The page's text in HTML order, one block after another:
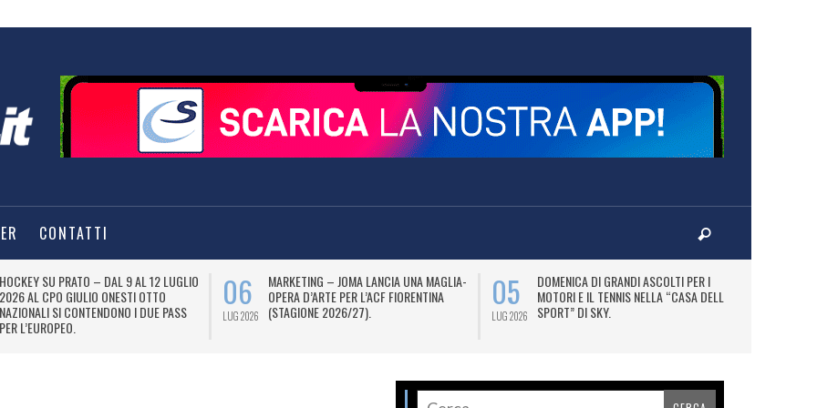
CONTATTI
HOCKEY SU PRATO – DAL 9 AL 12 LUGLIO
2026 AL CPO GIULIO ONESTI OTTO
NAZIONALI SI CONTENDONO I DUE PASS
PER L’EUROPEO.
06
LUG 2026
MARKETING – JOMA LANCIA UNA MAGLIA-
OPERA D’ARTE PER L’ACF FIORENTINA
(STAGIONE 2026/27).
05
LUG 2026
DOMENICA DI GRANDI ASCOLTI PER I
MOTORI E IL TENNIS NELLA “CASA DELLO
SPORT” DI SKY.